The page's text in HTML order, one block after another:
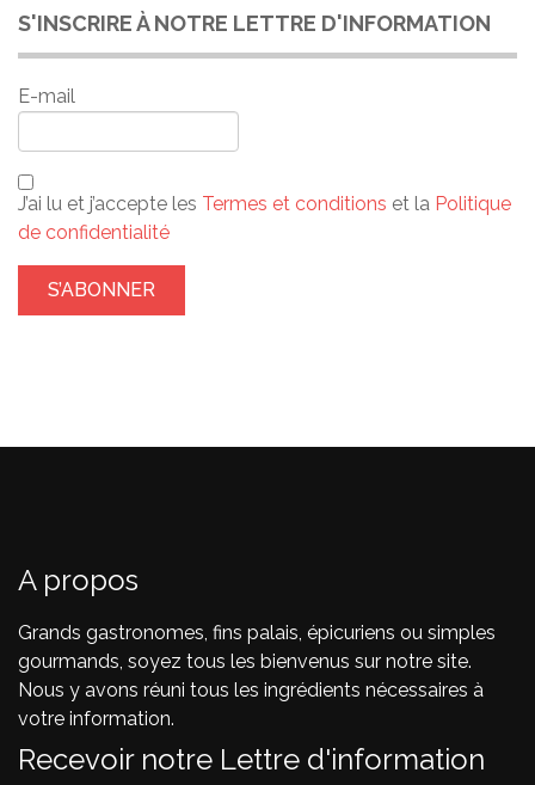
S'INSCRIRE À NOTRE LETTRE D'INFORMATION
E-mail
J’ai lu et j’accepte les Termes et conditions et la Politique
de confidentialité
A propos
Grands gastronomes, fins palais, épicuriens ou simples
gourmands, soyez tous les bienvenus sur notre site.
Nous y avons réuni tous les ingrédients nécessaires à
votre information.
Recevoir notre Lettre d'information